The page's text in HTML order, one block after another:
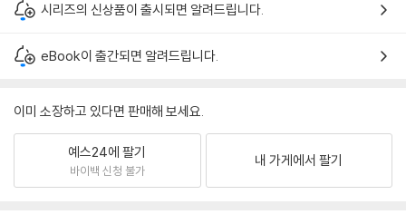
시리즈의 신상품이 출시되면 알려드립니다.
eBook이 출간되면 알려드립니다.
이미 소장하고 있다면 판매해 보세요.
예스24에 팔기
바이백 신청 불가
내 가게에서 팔기